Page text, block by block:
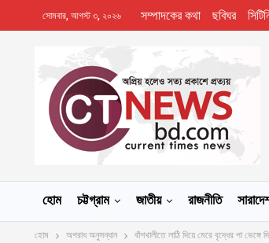
সোমবার, আগস্ট ৩, ২০২৬ সম্পাদকের কথা ছবিঘর
হোম চট্টগ্রাম জাতীয় রাজনীতি
হোম অপরাধ অনুসন্ধান বাঁশখালীতে লাঠি দিয়ে মেরে বৃদ্ধের পা ভেঙ্গে